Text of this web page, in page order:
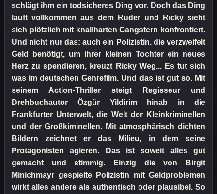
schlägt ihm ein todsicheres Ding vor. Doch das Ding
läuft vollkommen aus dem Ruder und Ricky sieht
sich plötzlich mit knallharten Gangstern konfrontiert.
Und nicht nur das: auch ein Polizistin, die verzweifelt
Geld benötigt, um ihrer kleinen Tochter ein neues
Herz zu spendieren, kreuzt Ricky Weg... Es tut sich
was im deutschen Genrefilm. Und das ist gut so. Mit
seinem Action-Thriller steigt Regisseur und
Drehbuchautor Özgür Yildirim hinab in die
Frankfurter Unterwelt, die Welt der Kleinkriminellen
und der Großkiminellen. Mit atmosphärisch dichten
Bildern zeichnet er das Milieu, in dem seine
Protagonisten agieren. Das ist soweit alles gut
gemacht und stimmig. Einzig die von Birgit
Minichmayr gespielte Polizistin mit Geldproblemen
wirkt alles andere als authentisch oder plausibel. So